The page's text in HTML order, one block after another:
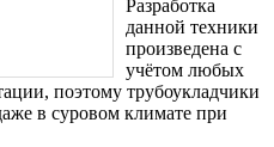
Разработка
данной техники
произведена с
учётом любых
поэтому трубоукладчики
в суровом климате при